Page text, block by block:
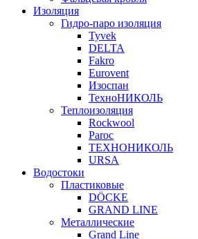
Изоляция
Гидро-паро изоляция
Tyvek
DELTA
Fakro
Eurovent
Изоспан
ТехноНИКОЛЬ
Теплоизоляция
Rockwool
Paroc
ТЕХНОНИКОЛЬ
URSA
Водостоки
Пластиковые
DÖCKE
GRAND LINE
Металлические
Grand Line